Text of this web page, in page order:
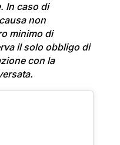
In caso di
non
minimo di
il solo obbligo di
con la